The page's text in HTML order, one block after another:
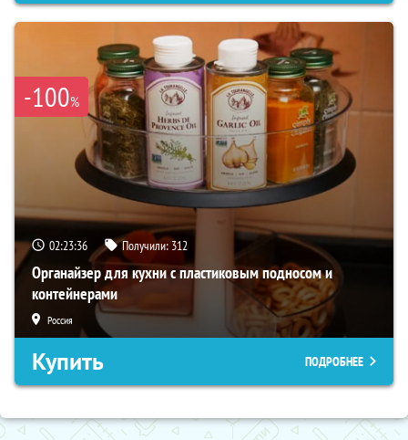
-100%
02:23:35 Получили: 312
Органайзер для кухни с пластиковым подносом и
контейнерами
Россия
Купить ПОДРОБНЕЕ